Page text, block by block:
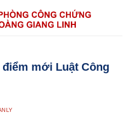
mới Luật Công